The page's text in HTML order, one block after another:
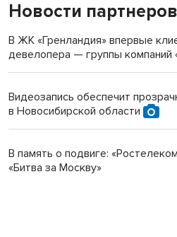
Новости партнеров
В ЖК «Гренландия» впервые
девелопера — группы
Видеозапись обеспечит
в Новосибирской области
В память о подвиге:
«Битва за Москву»